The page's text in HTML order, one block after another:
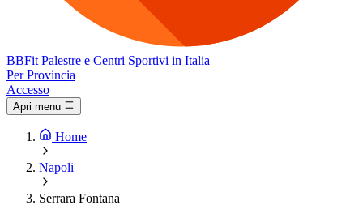
BBFit Palestre e Centri Sportivi in Italia
Per Provincia
Accesso
Apri menu
Home
Napoli
Serrara Fontana